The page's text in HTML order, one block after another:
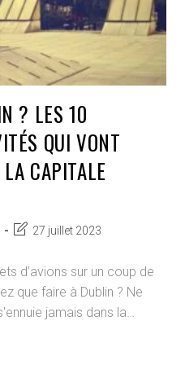
? LES 10
QUI VONT
CAPITALE
Dernière
la
publication :
27 juillet 2023
d’avions sur un coup de
que faire à Dublin ? Ne
jamais dans la…